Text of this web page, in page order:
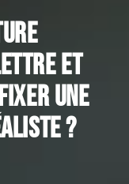
et
une
?